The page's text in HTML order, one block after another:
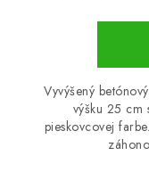
Vyvýšený
výšku 25 cm
pieskovcovej